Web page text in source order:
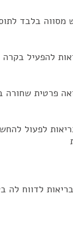
מסווה בלבד
להפעיל
פרטית שחורה
לפעול